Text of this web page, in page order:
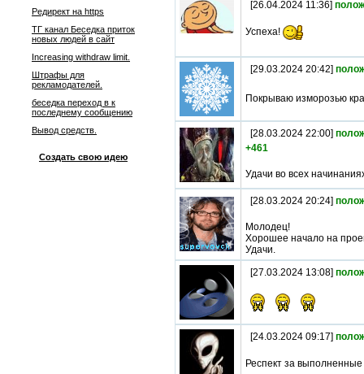
Редирект на https
ТГ канал Беседка приток
новых людей в сайт
Increasing withdraw limit.
Штрафы для
рекламодателей.
беседка переход в к
последнему сообщению
Вывод средств.
Создать свою идею
[26.04.2024 11:36]
Успеха!
[29.03.2024 20:42]
Покрываю изморозью
[28.03.2024 22:00]
+461
Удачи во всех
[28.03.2024 20:24]
Молодец!
Хорошее начало на
Удачи.
[27.03.2024 13:08]
[24.03.2024 09:17]
Респект за